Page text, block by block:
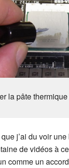
la pâte
j’ai du voir
de vidéos à
comme un